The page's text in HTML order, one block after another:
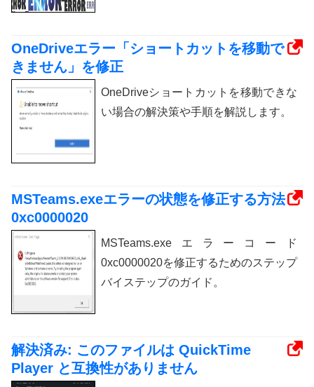
OneDriveエラー「ショートカットを移動で
きません」を修正
OneDriveショートカットを移動できな
い場合の解決策や手順を解説します。
MSTeams.exeエラーの状態を修正する方法
0xc0000020
MSTeams.exeエラーコード
0xc0000020を修正するためのステップ
バイステップのガイド。
解決済み: このファイルは QuickTime
Player と互換性がありません